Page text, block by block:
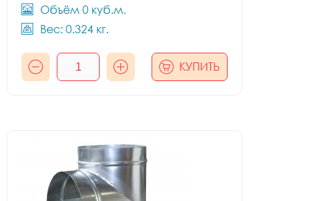
Объём 0 куб.м.
Вес: 0.324 кг.
КУПИТЬ